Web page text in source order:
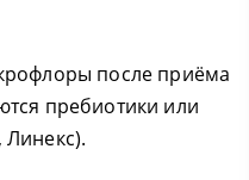
после приёма
пребиотики или